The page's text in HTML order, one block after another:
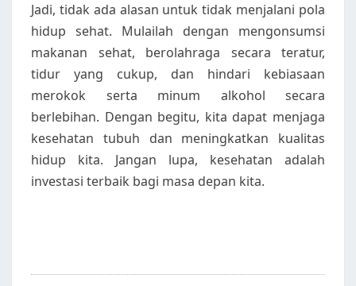
Jadi, tidak ada alasan untuk tidak menjalani pola
hidup sehat. Mulailah dengan mengonsumsi
makanan sehat, berolahraga secara teratur,
tidur yang cukup, dan hindari kebiasaan
merokok serta minum alkohol secara
berlebihan. Dengan begitu, kita dapat menjaga
kesehatan tubuh dan meningkatkan kualitas
hidup kita. Jangan lupa, kesehatan adalah
investasi terbaik bagi masa depan kita.